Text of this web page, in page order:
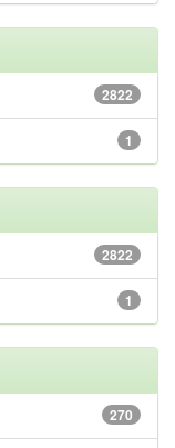
2822
1
2822
1
270